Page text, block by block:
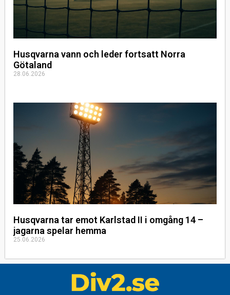
Husqvarna vann och leder fortsatt Norra
Götaland
28.06.2026
Husqvarna tar emot Karlstad II i omgång 14 –
jagarna spelar hemma
25.06.2026